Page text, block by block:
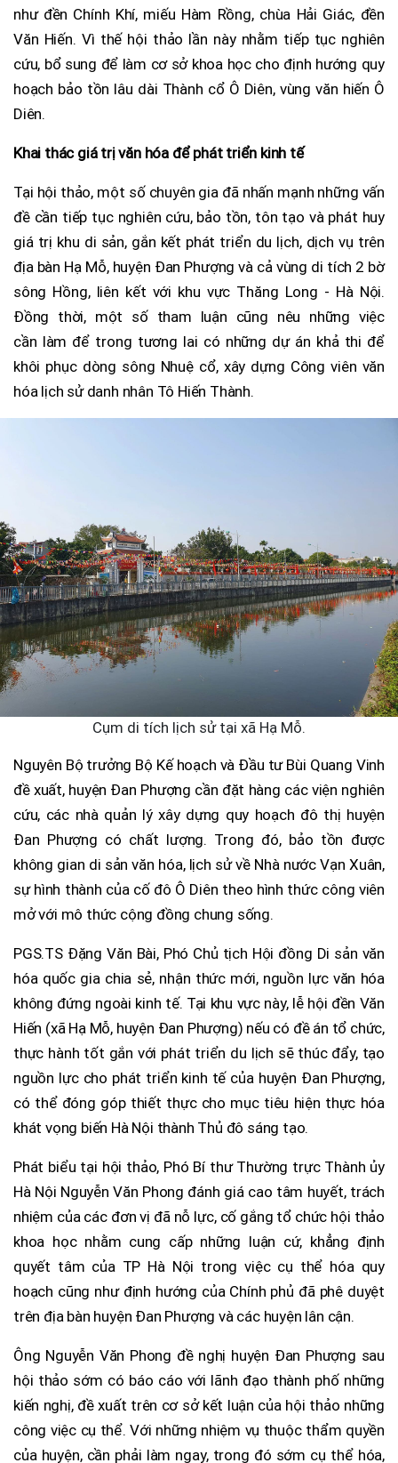
như đền Chính Khí, miếu Hàm Rồng, chùa Hải Giác, đền
Văn Hiến. Vì thế hội thảo lần này nhằm tiếp tục nghiên
cứu, bổ sung để làm cơ sở khoa học cho định hướng quy
hoạch bảo tồn lâu dài Thành cổ Ô Diên, vùng văn hiến Ô
Diên.
Khai thác giá trị văn hóa để phát triển kinh tế
Tại hội thảo, một số chuyên gia đã nhấn mạnh những vấn
đề cần tiếp tục nghiên cứu, bảo tồn, tôn tạo và phát huy
giá trị khu di sản, gắn kết phát triển du lịch, dịch vụ trên
địa bàn Hạ Mỗ, huyện Đan Phượng và cả vùng di tích 2 bờ
sông Hồng, liên kết với khu vực Thăng Long - Hà Nội.
Đồng thời, một số tham luận cũng nêu những việc
cần làm để trong tương lai có những dự án khả thi để
khôi phục dòng sông Nhuệ cổ, xây dựng Công viên văn
hóa lịch sử danh nhân Tô Hiến Thành.
Cụm di tích lịch sử tại xã Hạ Mỗ.
Nguyên Bộ trưởng Bộ Kế hoạch và Đầu tư Bùi Quang Vinh
đề xuất, huyện Đan Phượng cần đặt hàng các viện nghiên
cứu, các nhà quản lý xây dựng quy hoạch đô thị huyện
Đan Phượng có chất lượng. Trong đó, bảo tồn được
không gian di sản văn hóa, lịch sử về Nhà nước Vạn Xuân,
sự hình thành của cố đô Ô Diên theo hình thức công viên
mở với mô thức cộng đồng chung sống.
PGS.TS Đặng Văn Bài, Phó Chủ tịch Hội đồng Di sản văn
hóa quốc gia chia sẻ, nhận thức mới, nguồn lực văn hóa
không đứng ngoài kinh tế. Tại khu vực này, lễ hội đền Văn
Hiến (xã Hạ Mỗ, huyện Đan Phượng) nếu có đề án tổ chức,
thực hành tốt gắn với phát triển du lịch sẽ thúc đẩy, tạo
nguồn lực cho phát triển kinh tế của huyện Đan Phượng,
có thể đóng góp thiết thực cho mục tiêu hiện thực hóa
khát vọng biến Hà Nội thành Thủ đô sáng tạo.
Phát biểu tại hội thảo, Phó Bí thư Thường trực Thành ủy
Hà Nội Nguyễn Văn Phong đánh giá cao tâm huyết, trách
nhiệm của các đơn vị đã nỗ lực, cố gắng tổ chức hội thảo
khoa học nhằm cung cấp những luận cứ, khẳng định
quyết tâm của TP Hà Nội trong việc cụ thể hóa quy
hoạch cũng như định hướng của Chính phủ đã phê duyệt
trên địa bàn huyện Đan Phượng và các huyện lân cận.
Ông Nguyễn Văn Phong đề nghị huyện Đan Phượng sau
hội thảo sớm có báo cáo với lãnh đạo thành phố những
kiến nghị, đề xuất trên cơ sở kết luận của hội thảo những
công việc cụ thể. Với những nhiệm vụ thuộc thẩm quyền
của huyện, cần phải làm ngay, trong đó sớm cụ thể hóa,